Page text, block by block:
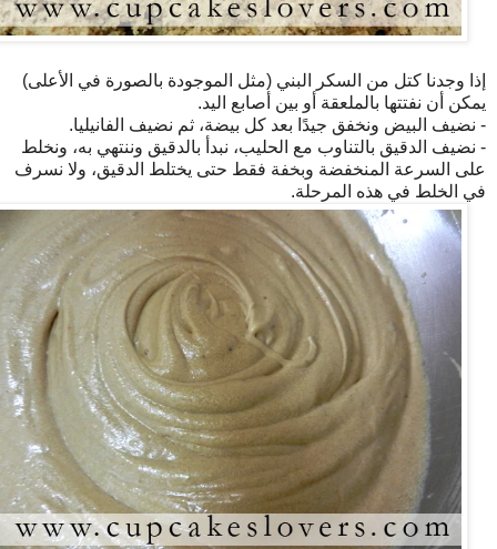
إذا وجدنا كتل من السكر البني (مثل الموجودة بالصورة في الأعلى)
يمكن أن نفتتها بالملعقة أو بين أصابع اليد.
- نضيف البيض ونخفق جيدًا بعد كل بيضة، ثم نضيف الفانيليا.
- نضيف الدقيق بالتناوب مع الحليب، نبدأ بالدقيق وننتهي به، ونخلط
على السرعة المنخفضة وبخفة فقط حتى يختلط الدقيق، ولا نسرف
في الخلط في هذه المرحلة.